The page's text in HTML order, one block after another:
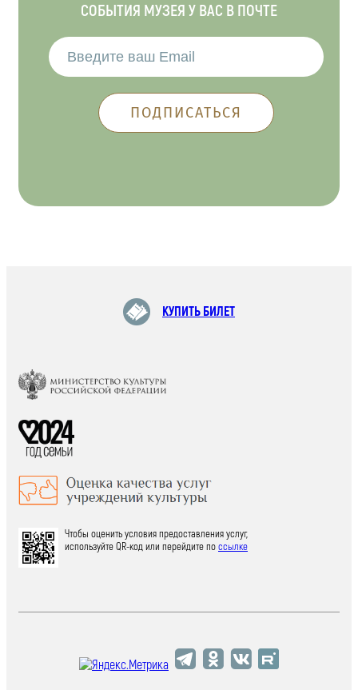
СОБЫТИЯ МУЗЕЯ У ВАС В ПОЧТЕ
КУПИТЬ БИЛЕТ
Чтобы оценить условия предоставления услуг,
используйте QR-код или перейдите поссылке